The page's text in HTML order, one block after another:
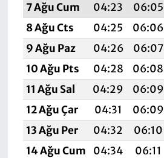
7 Ağu Cum
04:23 06:05
8 Ağu Cts
04:25 06:06
9 Ağu Paz
04:26 06:07
10 Ağu Pts
04:28 06:08
11 Ağu Sal
04:29 06:09
12 Ağu Çar
04:31 06:09
13 Ağu Per
04:32 06:10
14 Ağu Cum
04:34 06:11